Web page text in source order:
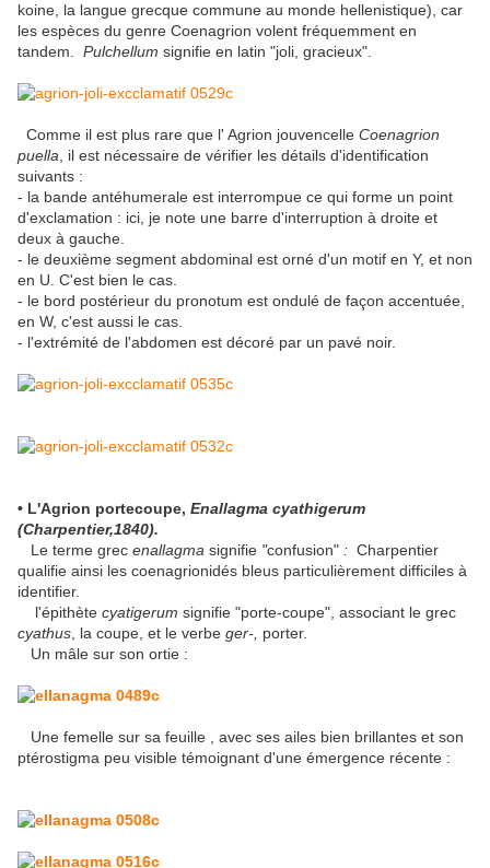
koine, la langue grecque commune au monde hellenistique), car
les espèces du genre Coenagrion volent fréquemment en
tandem. Pulchellum signifie en latin "joli, gracieux".
Comme il est plus rare que l' Agrion jouvencelle Coenagrion
puella , il est nécessaire de vérifier les détails d'identification
suivants :
- la bande antéhumerale est interrompue ce qui forme un point
d'exclamation : ici, je note une barre d'interruption à droite et
deux à gauche.
- le deuxième segment abdominal est orné d'un motif en Y, et non
en U. C'est bien le cas.
- le bord postérieur du pronotum est ondulé de façon accentuée,
en W, c'est aussi le cas.
- l'extrémité de l'abdomen est décoré par un pavé noir.
• L'Agrion portecoupe, Enallagma cyathigerum
(Charpentier,1840).
Le terme grec enallagma signifie "confusion" : Charpentier
qualifie ainsi les coenagrionidés bleus particulièrement difficiles à
identifier.
l'épithète cyatigerum signifie "porte-coupe", associant le grec
cyathus , la coupe, et le verbe ger-, porter.
Un mâle sur son ortie :
Une femelle sur sa feuille , avec ses ailes bien brillantes et son
ptérostigma peu visible témoignant d'une émergence récente :